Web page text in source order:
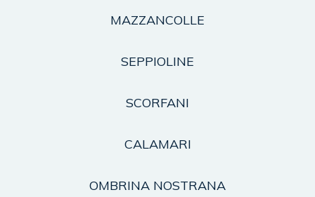
MAZZANCOLLE
SEPPIOLINE
SCORFANI
CALAMARI
OMBRINA NOSTRANA